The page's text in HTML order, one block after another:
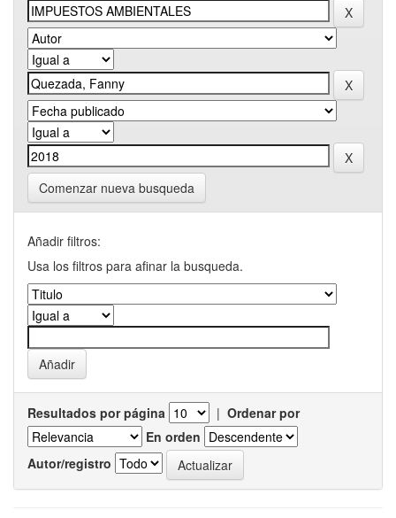
Comenzar nueva busqueda
Añadir filtros:
Usa los filtros para afinar la busqueda.
Resultados por página | Ordenar por
En orden
Autor/registro